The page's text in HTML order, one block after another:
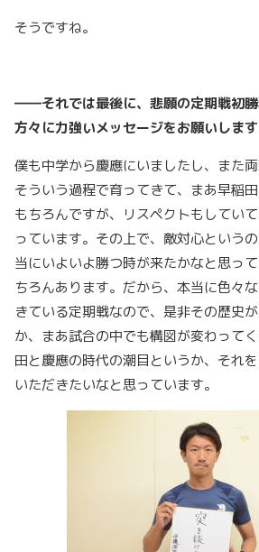
そうですね。
――それでは最後に、悲願の定期戦初
方々に力強いメッセージをお願いします
僕も中学から慶應にいましたし、また両
そういう過程で育ってきて、まあ早稲
もちろんですが、リスペクトもしてい
っています。その上で、敵対心という
当にいよいよ勝つ時が来たかなと思っ
ちろんあります。だから、本当に色々
きている定期戦なので、是非その歴史
か、まあ試合の中でも構図が変わって
田と慶應の時代の潮目というか、それ
いただきたいなと思っています。